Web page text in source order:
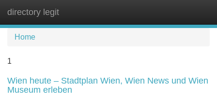
directory legit
Home
1
Wien heute – Stadtplan Wien, Wien News und Wien
Museum erleben